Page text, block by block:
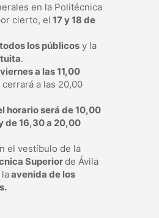
en la Politécnica
cierto, el 17 y 18 de
todos los públicos y la
.
a las 11,00
cerrará a las 20,00
horario será de 10,00
de 16,30 a 20,00
el vestíbulo de la
Superiorde Ávila
laavenida de los